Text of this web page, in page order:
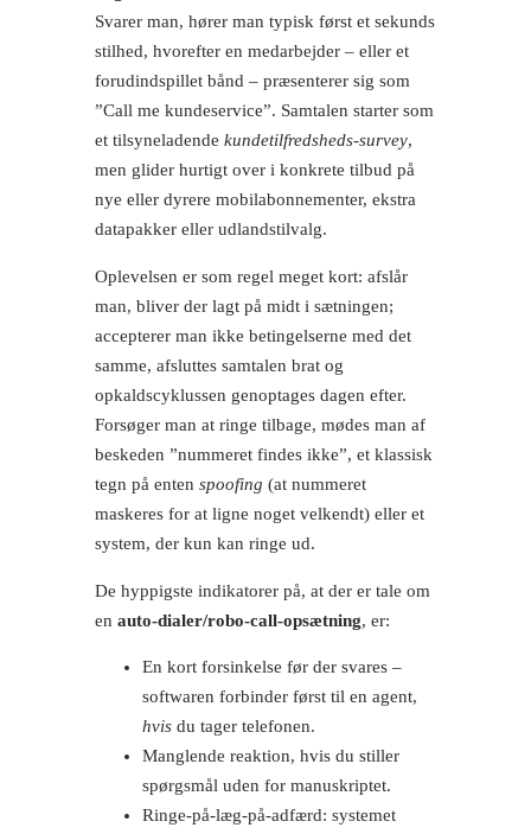
Svarer man, hører man typisk først et sekunds
stilhed, hvorefter en medarbejder – eller et
forudindspillet bånd – præsenterer sig som
”Call me kundeservice”. Samtalen starter som
et tilsyneladende kundetilfredsheds-survey,
men glider hurtigt over i konkrete tilbud på
nye eller dyrere mobilabonnementer, ekstra
data­pakker eller udlands­tilvalg.
Oplevelsen er som regel meget kort: afslår
man, bliver der lagt på midt i sætningen;
accepterer man ikke betingelserne med det
samme, afsluttes samtalen brat og
opkaldscyklussen genoptages dagen efter.
Forsøger man at ringe tilbage, mødes man af
beskeden ”nummeret findes ikke”, et klassisk
tegn på enten spoofing (at nummeret
maskeres for at ligne noget velkendt) eller et
system, der kun kan ringe ud.
De hyppigste indikatorer på, at der er tale om
en auto-dialer/robo-call-opsætning, er:
En kort forsinkelse før der svares –
softwaren forbinder først til en agent,
hvis du tager telefonen.
Manglende reaktion, hvis du stiller
spørgsmål uden for manuskriptet.
Ringe-på-læg-på-adfærd: systemet